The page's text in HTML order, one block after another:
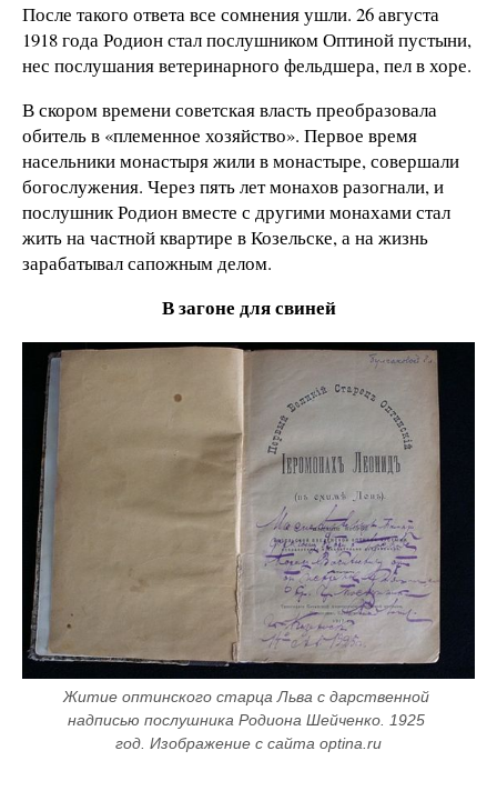
После такого ответа все сомнения ушли. 26 августа
1918 года Родион стал послушником Оптиной пустыни,
нес послушания ветеринарного фельдшера, пел в хоре.
В скором времени советская власть преобразовала
обитель в «племенное хозяйство». Первое время
насельники монастыря жили в монастыре, совершали
богослужения. Через пять лет монахов разогнали, и
послушник Родион вместе с другими монахами стал
жить на частной квартире в Козельске, а на жизнь
зарабатывал сапожным делом.
В загоне для свиней
Житие оптинского старца Льва с дарственной
надписью послушника Родиона Шейченко. 1925
год. Изображение с сайта optina.ru